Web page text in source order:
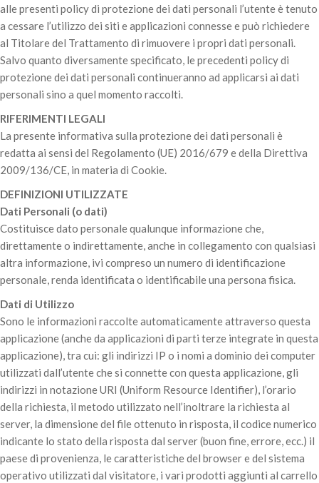
alle presenti policy di protezione dei dati personali l’utente è tenuto
a cessare l’utilizzo dei siti e applicazioni connesse e può richiedere
al Titolare del Trattamento di rimuovere i propri dati personali.
Salvo quanto diversamente specificato, le precedenti policy di
protezione dei dati personali continueranno ad applicarsi ai dati
personali sino a quel momento raccolti.
RIFERIMENTI LEGALI
La presente informativa sulla protezione dei dati personali è
redatta ai sensi del Regolamento (UE) 2016/679 e della Direttiva
2009/136/CE, in materia di Cookie.
DEFINIZIONI UTILIZZATE
Dati Personali (o dati)
Costituisce dato personale qualunque informazione che,
direttamente o indirettamente, anche in collegamento con qualsiasi
altra informazione, ivi compreso un numero di identificazione
personale, renda identificata o identificabile una persona fisica.
Dati di Utilizzo
Sono le informazioni raccolte automaticamente attraverso questa
applicazione (anche da applicazioni di parti terze integrate in questa
applicazione), tra cui: gli indirizzi IP o i nomi a dominio dei computer
utilizzati dall’utente che si connette con questa applicazione, gli
indirizzi in notazione URI (Uniform Resource Identifier), l’orario
della richiesta, il metodo utilizzato nell’inoltrare la richiesta al
server, la dimensione del file ottenuto in risposta, il codice numerico
indicante lo stato della risposta dal server (buon fine, errore, ecc.) il
paese di provenienza, le caratteristiche del browser e del sistema
operativo utilizzati dal visitatore, i vari prodotti aggiunti al carrello